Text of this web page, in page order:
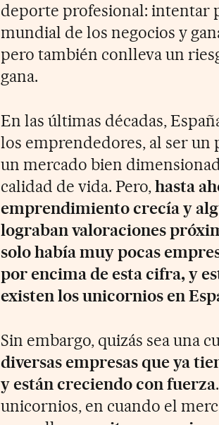
deporte profesional: intentar
mundial de los negocios y
pero también conlleva un
gana.
En las últimas décadas,
los emprendedores, al ser un
un mercado bien
calidad de vida. Pero,hasta
emprendimiento crecía y
lograban valoraciones
solo había muy pocas
por encima de esta cifra, y
existen los unicornios en
Sin embargo, quizás sea una
diversas empresas que ya
y están creciendo con fuerza
unicornios, en cuando el